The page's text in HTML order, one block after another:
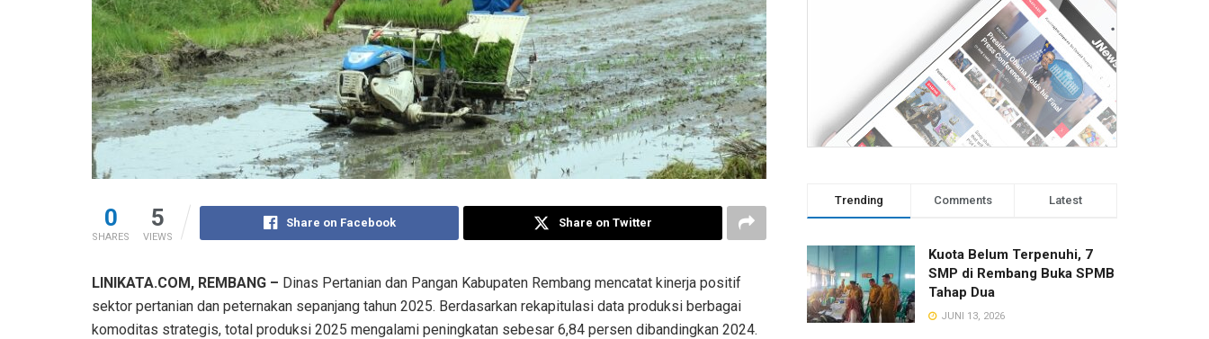
0
SHARES
5
VIEWS
Share on Facebook Share on Twitter
LINIKATA.COM, REMBANG – Dinas Pertanian dan Pangan Kabupaten Rembang mencatat kinerja positif
sektor pertanian dan peternakan sepanjang tahun 2025. Berdasarkan rekapitulasi data produksi berbagai
komoditas strategis, total produksi 2025 mengalami peningkatan sebesar 6,84 persen dibandingkan 2024.
Trending Comments Latest
Kuota Belum Terpenuhi, 7
SMP di Rembang Buka SPMB
Tahap Dua
JUNI 13, 2026